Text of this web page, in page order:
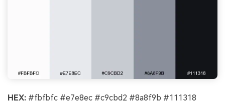
HEX: #fbfbfc #e7e8ec #c9cbd2 #8a8f9b #111318